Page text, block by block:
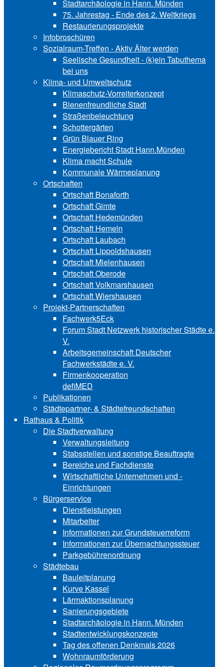
Stadtarchäologie in Hann. Münden
75. Jahrestag - Ende des 2. Weltkriegs
Restaurierungsprojekte
Infobroschüren
Sozialraum-Treffen - Aktiv Älter werden
Seelische Gesundheit - (k)ein Tabuthema
bei uns
Klima- und Umweltschutz
Klimaschutz-Vorreiterkonzept
Bienenfreundliche Stadt
Straßenbeleuchtung
Schottergärten
Grün Blauer Ring
Energiebericht Stadt Hann.Münden
Klima macht Schule
Kommunale Wärmeplanung
Ortschaften
Ortschaft Bonaforth
Ortschaft Gimte
Ortschaft Hedemünden
Ortschaft Hemeln
Ortschaft Laubach
Ortschaft Lip‍polds‍hau‍sen
Ortschaft Mielenhausen
Ortschaft Oberode
Ortschaft Volk‍mars‍hau‍sen
Ortschaft Wiershausen
Projekt-Partnerschaften
Fachwerk5Eck
Forum Stadt Netzwerk historischer Städte e.
V.
Arbeitsgemeinschaft Deutscher
Fachwerkstädte e. V.
Firmenkooperation
defiMED
Publikationen
Städtepartner- & Städtefreundschaften
Rathaus & Politik
Die Stadtverwaltung
Verwaltungsleitung
Stabsstellen und ­sonstige Beauftragte
Bereiche und ­Fachdienste
Wírtschaftliche ­Unternehmen und ­
Einrichtungen
Bürgerservice
Dienstleistungen
Mitarbeiter
Informationen zur Grund‍steu‍er‍re‍form
Informationen zur Über‍nachtungssteuer
Parkgebührenordnung
Städtebau
Bauleitplanung
Kurve Kassel
Lärmaktionsplanung
Sanierungsgebiete
Stadtarchäologie in Hann. Münden
Stadtentwicklungskon‍zepte
Tag des offenen Denkmals 2026
Wohnraumförderung